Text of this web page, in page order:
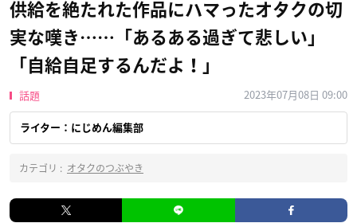
供給を絶たれた作品にハマったオタクの切
実な嘆き……「あるある過ぎて悲しい」
「自給自足するんだよ！」
話題 2023年07月08日 09:00
ライター：にじめん編集部
カテゴリ : オタクのつぶやき